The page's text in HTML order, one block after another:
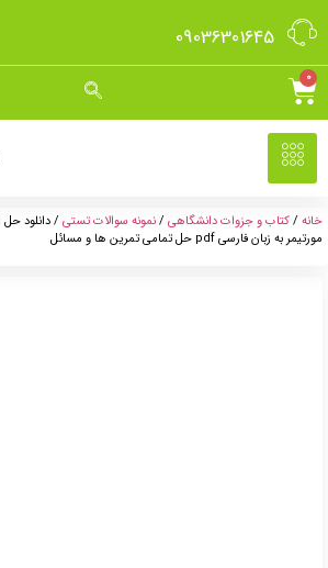
09036301645
0
خانه /کتاب و جزوات دانشگاهی /نمونه سوالات تستی
مورتیمر به زبان فارسی pdf حل تمامی تمرین ها و مسائل